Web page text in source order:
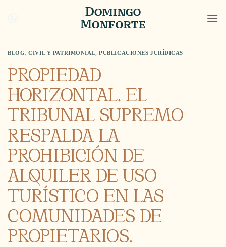
BLOG,CIVIL Y PATRIMONIAL,PUBLICACIONES JURÍDICAS
PROPIEDAD
HORIZONTAL. EL
TRIBUNAL SUPREMO
RESPALDA LA
PROHIBICIÓN DE
ALQUILER DE USO
TURÍSTICO EN LAS
COMUNIDADES DE
PROPIETARIOS.